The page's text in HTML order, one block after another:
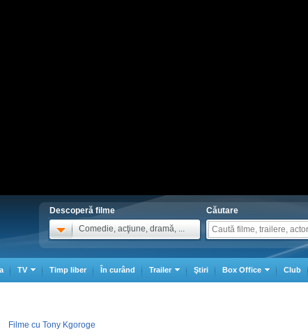
Descoperă filme
Comedie, acţiune, dramă, ...
Căutare
TV Timp liber În curând Trailer Ştiri Box Office Club
Filme cu Tony Kgoroge